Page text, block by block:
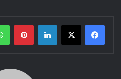
لينكدإن بينتيريست